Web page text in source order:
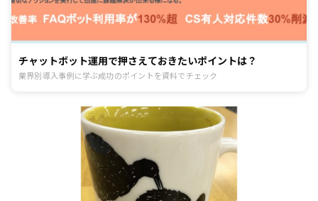
チャットボット運用で押さえておきたいポイントは？
業界別導入事例に学ぶ成功のポイントを資料でチェック